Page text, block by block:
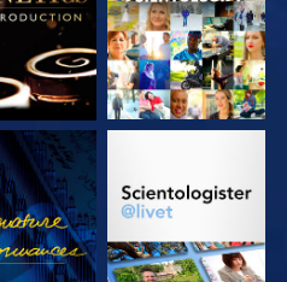
SE UTFORSK SERIEN